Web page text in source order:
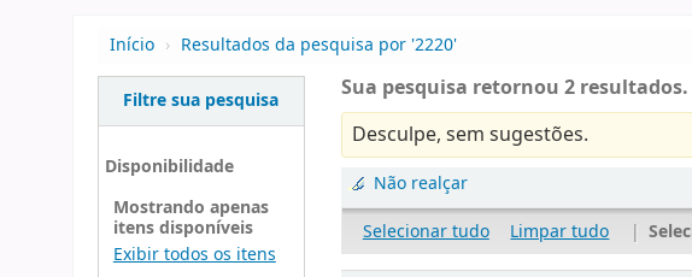
Início › Resultados da pesquisa por '2220'
Filtre sua pesquisa
Disponibilidade
Mostrando apenas
itens disponíveis
Exibir todos os itens
Sua pesquisa retornou 2 resultados.
Desculpe, sem sugestões.
Não realçar
Selecionar tudo
Limpar tudo |